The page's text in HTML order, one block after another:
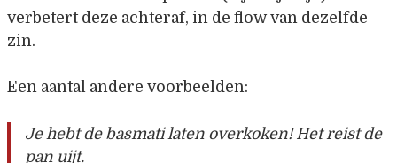
verbetert deze achteraf, in de flow van dezelfde
zin.
Een aantal andere voorbeelden:
Je hebt de basmati laten overkoken! Het reist de
pan uijt.